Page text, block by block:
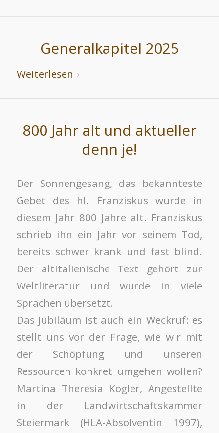
Generalkapitel 2025
Weiterlesen
800 Jahr alt und aktueller
denn je!
Der Sonnengesang, das bekannteste
Gebet des hl. Franziskus wurde in
diesem Jahr 800 Jahre alt. Franziskus
schrieb ihn ein Jahr vor seinem Tod,
bereits schwer krank und fast blind.
Der altitalienische Text gehört zur
Weltliteratur und wurde in viele
Sprachen übersetzt.
Das Jubiläum ist auch ein Weckruf: es
stellt uns vor der Frage, wie wir mit
der Schöpfung und unseren
Ressourcen konkret umgehen wollen?
Martina Theresia Kogler, Angestellte
in der Landwirtschaftskammer
Steiermark (HLA-Absolventin 1997),